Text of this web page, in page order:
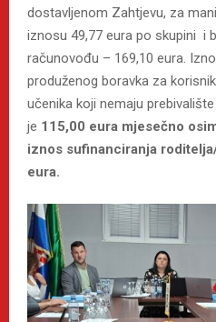
dostavljenom Zahtjevu, za
iznosu 49,77 eura po skupini i
računovođu – 169,10 eura.
produženog boravka za
učenika koji nemaju
je 115,00 eura mjesečno
iznos sufinanciranja
eura.